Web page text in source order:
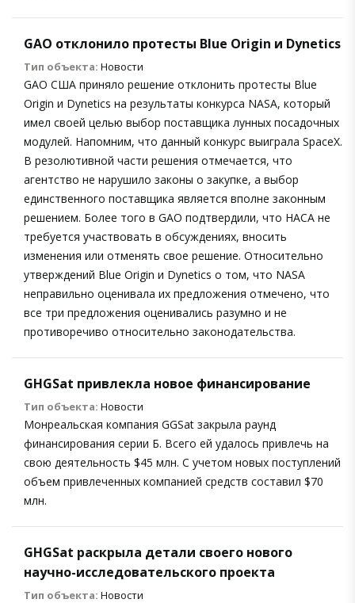
GAO отклонило протесты Blue Origin и Dynetics
Тип объекта: Новости
GAO США приняло решение отклонить протесты Blue
Origin и Dynetics на результаты конкурса NASA, который
имел своей целью выбор поставщика лунных посадочных
модулей. Напомним, что данный конкурс выиграла SpaceX.
В резолютивной части решения отмечается, что
агентство не нарушило законы о закупке, а выбор
единственного поставщика является вполне законным
решением. Более того в GAO подтвердили, что НАСА не
требуется участвовать в обсуждениях, вносить
изменения или отменять свое решение. Относительно
утверждений Blue Origin и Dynetics о том, что NASA
неправильно оценивала их предложения отмечено, что
все три предложения оценивались разумно и не
противоречиво относительно законодательства.
GHGSat привлекла новое финансирование
Тип объекта: Новости
Монреальская компания GGSat закрыла раунд
финансирования серии Б. Всего ей удалось привлечь на
свою деятельность $45 млн. С учетом новых поступлений
объем привлеченных компанией средств составил $70
млн.
GHGSat раскрыла детали своего нового
научно-исследовательского проекта
Тип объекта: Новости